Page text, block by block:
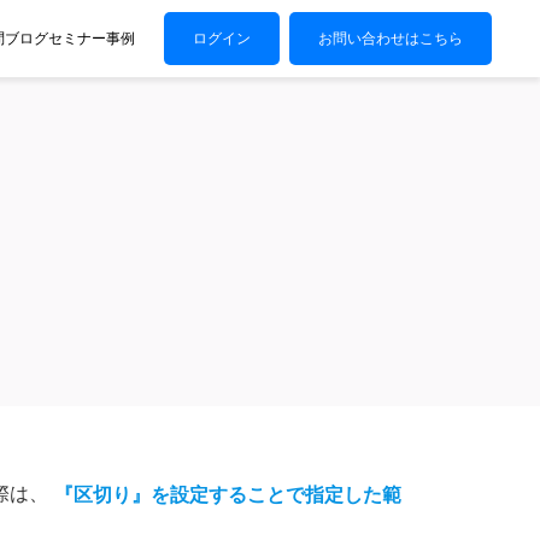
ブログセミナー事例 ログイン お問い合わせはこちら
、 『区切り』を設定することで指定した範